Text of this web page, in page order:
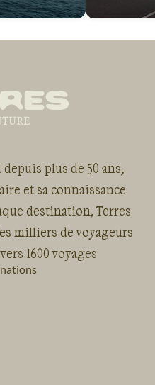
plus de 50 ans,
et sa connaissance
destination, Terres
milliers de voyageurs
1600 voyages